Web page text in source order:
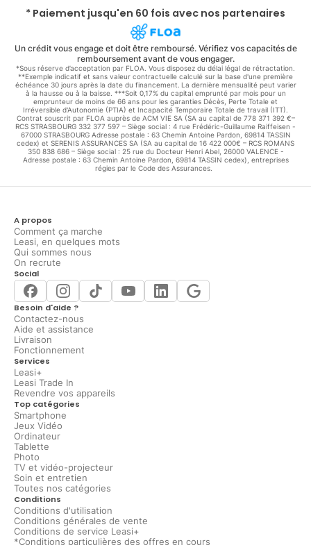
* Paiement jusqu'en 60 fois avec nos partenaires
Un crédit vous engage et doit être remboursé. Vérifiez vos capacités de
remboursement avant de vous engager.
*Sous réserve d’acceptation par FLOA. Vous disposez du délai légal de rétractation.
**Exemple indicatif et sans valeur contractuelle calculé sur la base d'une première
échéance 30 jours après la date du financement. La dernière mensualité peut varier
à la hausse ou à la baisse. ***Soit 0,17% du capital emprunté par mois pour un
emprunteur de moins de 66 ans pour les garanties Décès, Perte Totale et
Irréversible d'Autonomie (PTIA) et Incapacité Temporaire Totale de travail (ITT).
Contrat souscrit par FLOA auprès de ACM VIE SA (SA au capital de 778 371 392 €–
RCS STRASBOURG 332 377 597 – Siège social : 4 rue Frédéric-Guillaume Raiffeisen -
67000 STRASBOURG Adresse postale : 63 Chemin Antoine Pardon, 69814 TASSIN
cedex) et SERENIS ASSURANCES SA (SA au capital de 16 422 000€ – RCS ROMANS
350 838 686 – Siège social : 25 rue du Docteur Henri Abel, 26000 VALENCE -
Adresse postale : 63 Chemin Antoine Pardon, 69814 TASSIN cedex), entreprises
régies par le Code des Assurances.
A propos
Comment ça marche
Leasi, en quelques mots
Qui sommes nous
On recrute
Social
Besoin d'aide ?
Contactez-nous
Aide et assistance
Livraison
Fonctionnement
Services
Leasi+
Leasi Trade In
Revendre vos appareils
Top catégories
Smartphone
Jeux Vidéo
Ordinateur
Tablette
Photo
TV et vidéo-projecteur
Soin et entretien
Toutes nos catégories
Conditions
Conditions d'utilisation
Conditions générales de vente
Conditions de service Leasi+
*Conditions particulières des offres en cours